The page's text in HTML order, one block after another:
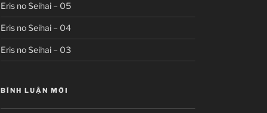
Eris no Seihai – 05
Eris no Seihai – 04
Eris no Seihai – 03
BÌNH LUẬN MỚI